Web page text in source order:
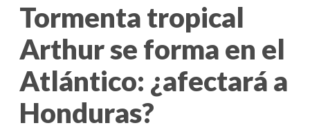
Tormenta tropical
Arthur se forma en el
Atlántico: ¿afectará a
Honduras?